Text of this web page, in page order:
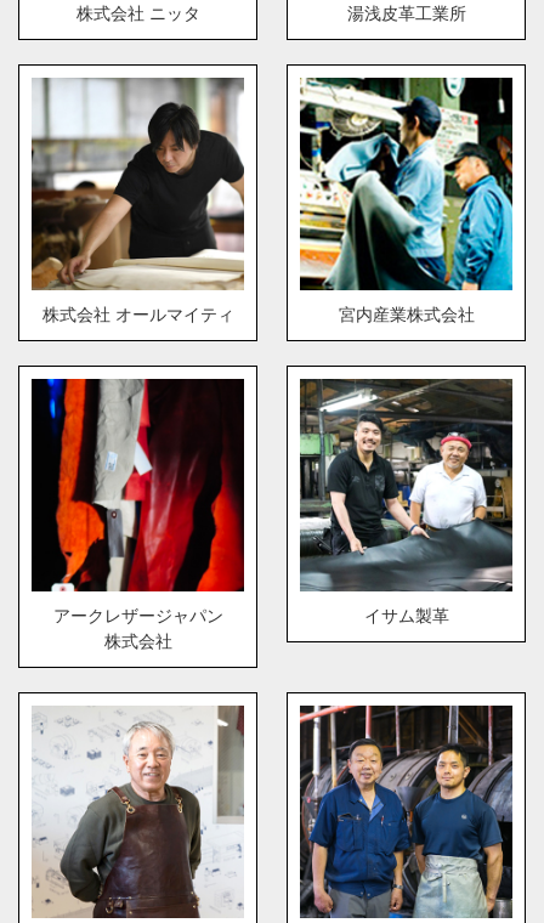
株式会社 ニッタ 湯浅皮革工業所
株式会社 オールマイティ 宮内産業株式会社
アークレザージャパン
株式会社
イサム製革